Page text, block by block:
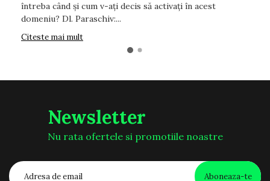
întreba când și cum v-ați decis să activați în acest
domeniu? Dl. Paraschiv:...
Citeste mai mult
Newsletter
Nu rata ofertele si promotiile noastre